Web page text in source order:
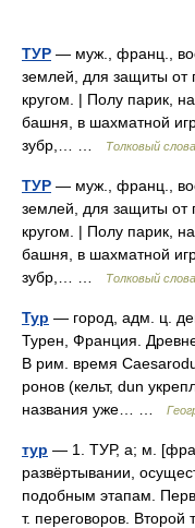
ТУР — муж., франц.,
землей, для защиты от
кругом. | Полу парик,
башня, в шахматной
зубр,… …
Толковый
ТУР — муж., франц.,
землей, для защиты от
кругом. | Полу парик,
башня, в шахматной
зубр,… …
Толковый
Тур — город, адм. ц.
Турен, Франция.
В рим. время
ронов (кельт, dun
названия уже… …
тур — 1. ТУР, а; м.
развёртывании,
подобным этапам.
т. переговоров. Второй